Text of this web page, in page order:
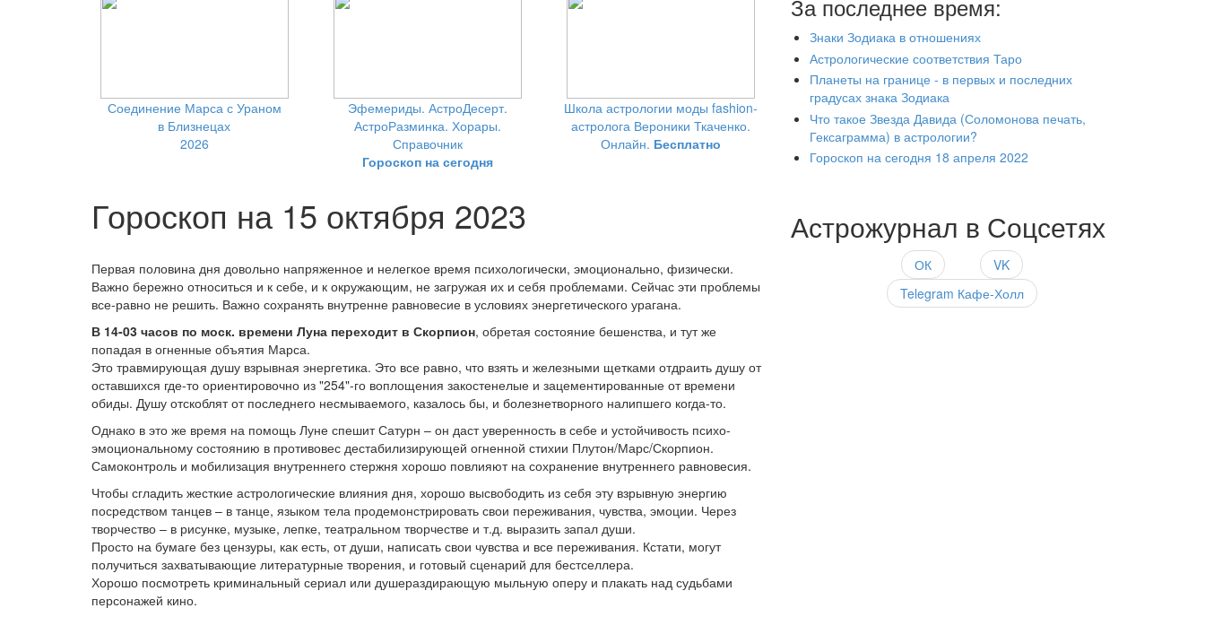
Соединение Марса с Ураном
в Близнецах
2026
Эфемериды. АстроДесерт.
АстроРазминка. Хорары.
Справочник
Гороскоп на сегодня
Школа астрологии моды fashion-
астролога Вероники Ткаченко.
Онлайн. Бесплатно
Гороскоп на 15 октября 2023
Первая половина дня довольно напряженное и нелегкое время психологически, эмоционально, физически.
Важно бережно относиться и к себе, и к окружающим, не загружая их и себя проблемами. Сейчас эти проблемы
все-равно не решить. Важно сохранять внутренне равновесие в условиях энергетического урагана.
В 14-03 часов по моск. времени Луна переходит в Скорпион, обретая состояние бешенства, и тут же
попадая в огненные объятия Марса.
Это травмирующая душу взрывная энергетика. Это все равно, что взять и железными щетками отдраить душу от
оставшихся где-то ориентировочно из "254"-го воплощения закостенелые и зацементированные от времени
обиды. Душу отскоблят от последнего несмываемого, казалось бы, и болезнетворного налипшего когда-то.
Однако в это же время на помощь Луне спешит Сатурн – он даст уверенность в себе и устойчивость психо-
эмоциональному состоянию в противовес дестабилизирующей огненной стихии Плутон/Марс/Скорпион.
Самоконтроль и мобилизация внутреннего стержня хорошо повлияют на сохранение внутреннего равновесия.
Чтобы сгладить жесткие астрологические влияния дня, хорошо высвободить из себя эту взрывную энергию
посредством танцев – в танце, языком тела продемонстрировать свои переживания, чувства, эмоции. Через
творчество – в рисунке, музыке, лепке, театральном творчестве и т.д. выразить запал души.
Просто на бумаге без цензуры, как есть, от души, написать свои чувства и все переживания. Кстати, могут
получиться захватывающие литературные творения, и готовый сценарий для бестселлера.
Хорошо посмотреть криминальный сериал или душераздирающую мыльную оперу и плакать над судьбами
персонажей кино.
За последнее время:
Знаки Зодиака в отношениях
Астрологические соответствия Таро
Планеты на границе - в первых и последних
градусах знака Зодиака
Что такое Звезда Давида (Соломонова печать,
Гексаграмма) в астрологии?
Гороскоп на сегодня 18 апреля 2022
Астрожурнал в Соцсетях
ОК
VK
Telegram Кафе-Холл